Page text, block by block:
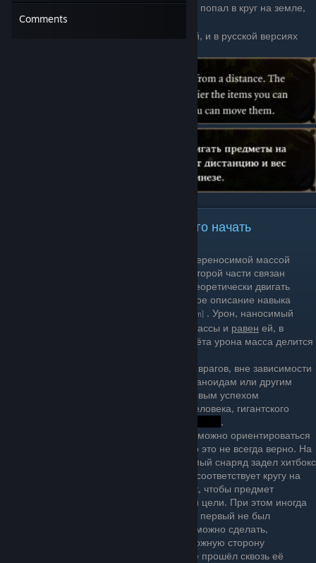
Comments
урона нужно, чтобы используемый снаряд попал в круг на земле,
обозначающий модельку вашей цели.
К тому же описание навыка и в английской, и в русской версиях
Основы работы телекинеза. С чего начать
В действительности никакой связи с переносимой массой
уровень навыка не имеет, а как и во второй части связан
только с дистанцией броска, то есть теоретически двигать
можно предметы любой массы. Краткое описание навыка
[divinity.fandom.com]
. Урон, наносимый
снарядом, напрямую зависит от его массы и равен ей, в
отличие от второй части, где для расчёта урона масса делится
типов врагов, вне зависимости
от модели и её принадлежности к гуманоидам или другим
анатомическим вариантам. С одинаковым успехом
запущенный снаряд может прибить человека, гигантского
.
Для попадания в цель действительно можно ориентироваться
на круг, обозначающий персонажа, но это не всегда верно. На
самом деле, важно, чтобы используемый снаряд задел хитбокс
модели, а он в некоторых случаях не соответствует кругу на
земле. Необходимо делать бросок так, чтобы предмет
оказался максимально близко к вашей цели. При этом иногда
может понадобиться два броска: если первый не был
эффективен, второй для надёжности можно сделать,
перекидывая предмет на противоположную сторону
относительно цели, чтобы он в полёте прошёл сквозь её